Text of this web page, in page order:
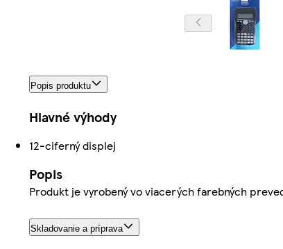
Popis produktu
Hlavné výhody
12-ciferný displej
Popis
Produkt je vyrobený vo viacerých farebných
Skladovanie a príprava